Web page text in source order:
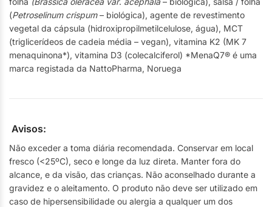
(Petroselinum crispum– biológica), agente de revestimento
vegetal da cápsula (hidroxipropilmetilcelulose, água), MCT
(triglicerídeos de cadeia média – vegan), vitamina K2 (MK 7
menaquinona*), vitamina D3 (colecalciferol) *MenaQ7® é uma
marca registada da NattoPharma, Noruega
Avisos:
Não exceder a toma diária recomendada. Conservar em local
fresco (<25ºC), seco e longe da luz direta. Manter fora do
alcance, e da visão, das crianças. Não aconselhado durante a
gravidez e o aleitamento. O produto não deve ser utilizado em
caso de hipersensibilidade ou alergia a qualquer um dos